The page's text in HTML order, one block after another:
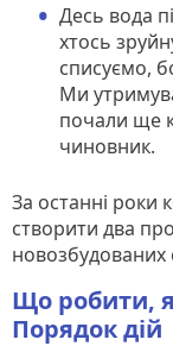
Десь вода
хтось
списуємо,
Ми
почали ще
чиновник.
За останні роки
створити два
новозбудованих
Що робити,
Порядок дій